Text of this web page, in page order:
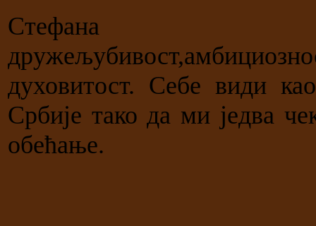
Стефана
духовитост. Себе види
Србије тако да ми једва
обећање.